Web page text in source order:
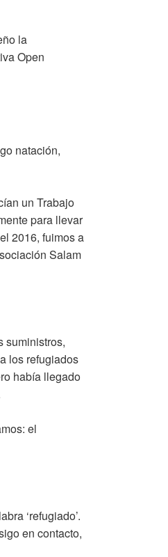
la
Open
natación,
un Trabajo
para llevar
2016, fuimos a
Salam
suministros,
los refugiados
había llegado
el
‘refugiado’.
en contacto,